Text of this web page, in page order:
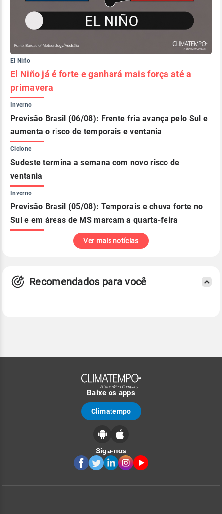
El Niño
El Niño já é forte e ganhará mais força até a
primavera
Inverno
Previsão Brasil (06/08): Frente fria avança pelo Sul e
aumenta o risco de temporais e ventania
Ciclone
Sudeste termina a semana com novo risco de
ventania
Inverno
Previsão Brasil (05/08): Temporais e chuva forte no
Sul e em áreas de MS marcam a quarta-feira
Ver mais notícias
Recomendados para você
Baixe os apps
Climatempo
Siga-nos